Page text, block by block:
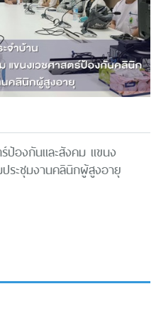
ป้องกันและสังคม แขนง
ระชุมงานคลินิกผู้สูงอายุ